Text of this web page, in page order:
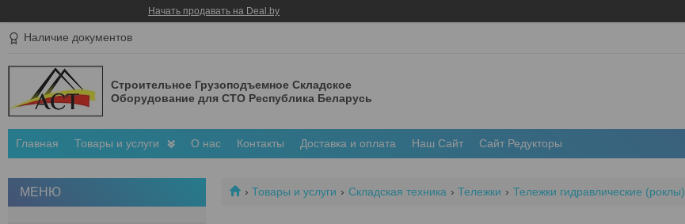
Начать продавать на Deal.by
Наличие документов
Строительное Грузоподъемное Складское
Оборудование для СТО Республика Беларусь
Главная Товары и услуги О нас Контакты Доставка и оплата Наш Сайт Сайт Редукторы
Товары и услуги Складская техника Тележки Тележки гидравлические (роклы)